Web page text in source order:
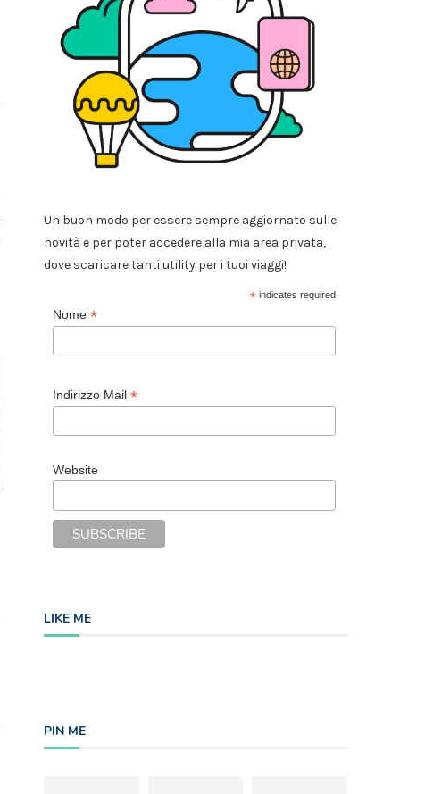
Vienna e le sue bellezze asburgiche
15/07/2017
Romania on the road: sulle
Un buon modo per essere sempre aggiornato sulle
novità e per poter accedere alla mia area privata,
dove scaricare tanti utility per i tuoi viaggi!
*indicates required
Nome*
Indirizzo Mail*
Website
LIKE ME
PIN ME